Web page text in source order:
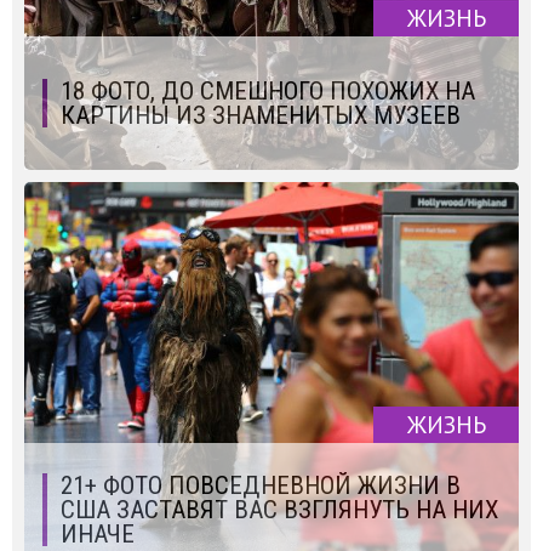
ЖИЗНЬ
18 ФОТО, ДО СМЕШНОГО ПОХОЖИХ НА
КАРТИНЫ ИЗ ЗНАМЕНИТЫХ МУЗЕЕВ
ЖИЗНЬ
21+ ФОТО ПОВСЕДНЕВНОЙ ЖИЗНИ В
США ЗАСТАВЯТ ВАС ВЗГЛЯНУТЬ НА НИХ
ИНАЧЕ